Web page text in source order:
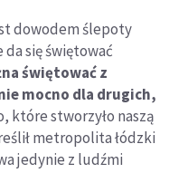
dowodem ślepoty
się świętować
świętować z
mocno dla drugich,
które stworzyło naszą
metropolita łódzki
jedynie z ludźmi